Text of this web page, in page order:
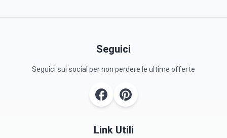
Seguici
Seguici sui social per non perdere le ultime offerte
Link Utili